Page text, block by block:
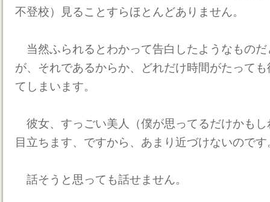
不登校）見ることすらほとんどありません。
当然ふられるとわかって告白したようなもの
が、それであるからか、どれだけ時間がたって
てしまいます。
彼女、すっごい美人（僕が思ってるだけかも
目立ちます、ですから、あまり近づけないのです
話そうと思っても話せません。